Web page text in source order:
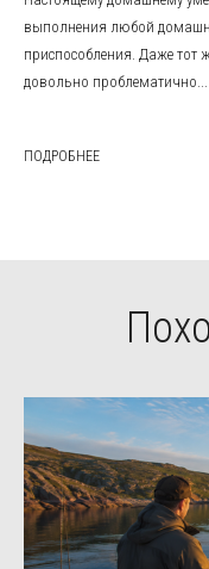
выполнения любой
приспособления. Даже
довольно проблематично...
ПОДРОБНЕЕ